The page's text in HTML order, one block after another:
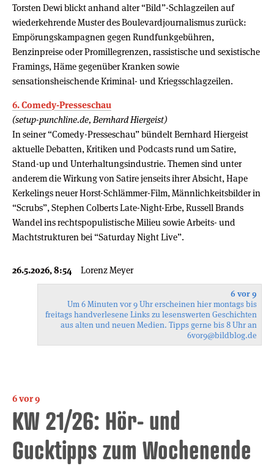
Torsten Dewi blickt anhand alter “Bild”-Schlagzeilen auf
wiederkehrende Muster des Boulevardjournalismus zurück:
Empörungskampagnen gegen Rundfunkgebühren,
Benzinpreise oder Promillegrenzen, rassistische und sexistische
Framings, Häme gegenüber Kranken sowie
sensationsheischende Kriminal- und Kriegsschlagzeilen.
6. Comedy-Presseschau
(setup-punchline.de, Bernhard Hiergeist)
In seiner “Comedy-Presseschau” bündelt Bernhard Hiergeist
aktuelle Debatten, Kritiken und Podcasts rund um Satire,
Stand-up und Unterhaltungsindustrie. Themen sind unter
anderem die Wirkung von Satire jenseits ihrer Absicht, Hape
Kerkelings neuer Horst-Schlämmer-Film, Männlichkeitsbilder in
“Scrubs”, Stephen Colberts Late-Night-Erbe, Russell Brands
Wandel ins rechtspopulistische Milieu sowie Arbeits- und
Machtstrukturen bei “Saturday Night Live”.
26.5.2026, 8:54 Lorenz Meyer
6 vor 9
Um 6 Minuten vor 9 Uhr erscheinen hier montags bis
freitags handverlesene Links zu lesenswerten Geschichten
aus alten und neuen Medien. Tipps gerne bis 8 Uhr an
6vor9@bildblog.de
6 vor 9
KW 21/26: Hör- und
Gucktipps zum Wochenende